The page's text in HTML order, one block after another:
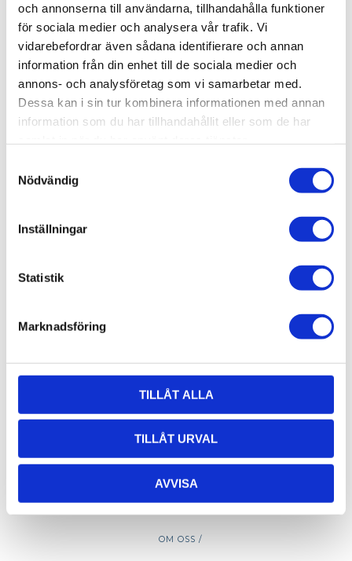
och annonserna till användarna, tillhandahålla funktioner
för sociala medier och analysera vår trafik. Vi
vidarebefordrar även sådana identifierare och annan
information från din enhet till de sociala medier och
annons- och analysföretag som vi samarbetar med.
Dessa kan i sin tur kombinera informationen med annan
information som du har tillhandahållit eller som de har
Nödvändig
Inställningar
Statistik
Marknadsföring
TILLÅT ALLA
TILLÅT URVAL
AVVISA
AluCon AB
Von Utfallsgatan 16, 415 05 Göteborg
Vardagar: 08:00 -16:00 - Lunch 12:00 - 13:00
OM OSS /